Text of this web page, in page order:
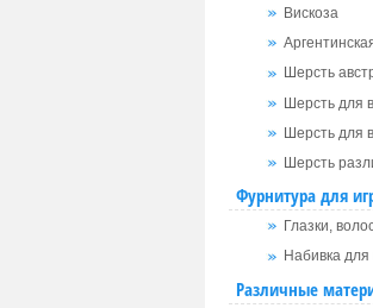
Вискоза
Шерсть
Шерсть для
Шерсть для
Шерсть
Фурнитура для
Глазки,
Набивка для
Различные